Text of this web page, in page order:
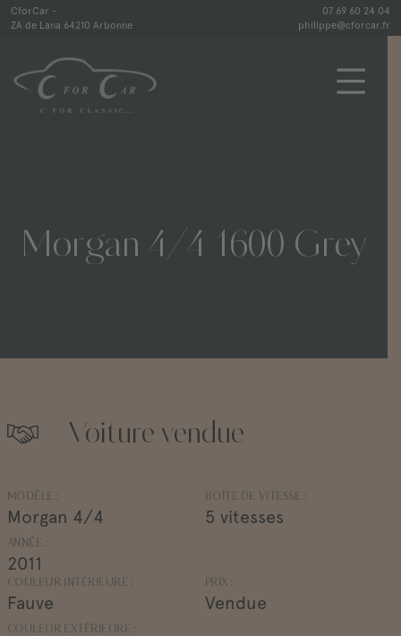
Skip
content
CforCar -
ZA de Lana 64210 Arbonne
07 69 60 24 04
philippe@cforcar.fr
Morgan 4/4 1600 Grey
Voiture vendue
MODÈLE :
Morgan 4/4
ANNÉE :
2011
BOÎTE DE VITESSE :
5 vitesses
COULEUR INTÉRIEURE :
Fauve
COULEUR EXTÉRIEURE :
PRIX :
Vendue